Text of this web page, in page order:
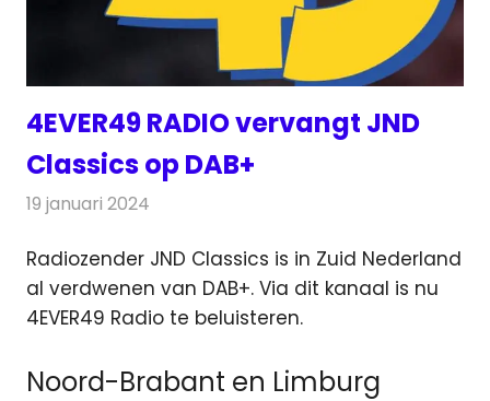
4EVER49 RADIO vervangt JND
Classics op DAB+
19 januari 2024
Radiozender JND Classics is in Zuid Nederland
al verdwenen van DAB+. Via dit kanaal is nu
4EVER49 Radio te beluisteren.
Noord-Brabant en Limburg